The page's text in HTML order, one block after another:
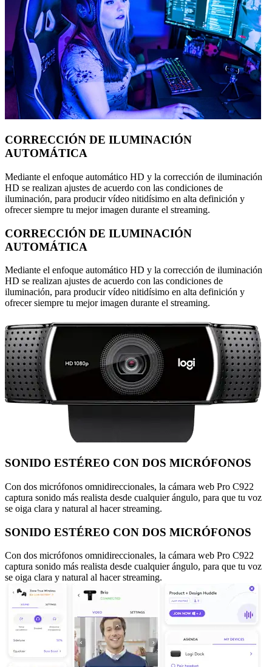
CORRECCIÓN DE ILUMINACIÓN
AUTOMÁTICA
Mediante el enfoque automático HD y la corrección de iluminación
HD se realizan ajustes de acuerdo con las condiciones de
iluminación, para producir vídeo nitidísimo en alta definición y
ofrecer siempre tu mejor imagen durante el streaming.
CORRECCIÓN DE ILUMINACIÓN
AUTOMÁTICA
Mediante el enfoque automático HD y la corrección de iluminación
HD se realizan ajustes de acuerdo con las condiciones de
iluminación, para producir vídeo nitidísimo en alta definición y
ofrecer siempre tu mejor imagen durante el streaming.
SONIDO ESTÉREO CON DOS MICRÓFONOS
Con dos micrófonos omnidireccionales, la cámara web Pro C922
captura sonido más realista desde cualquier ángulo, para que tu voz
se oiga clara y natural al hacer streaming.
SONIDO ESTÉREO CON DOS MICRÓFONOS
Con dos micrófonos omnidireccionales, la cámara web Pro C922
captura sonido más realista desde cualquier ángulo, para que tu voz
se oiga clara y natural al hacer streaming.